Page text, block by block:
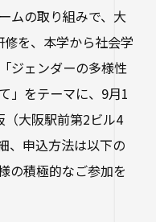
画
前入学生）
年度以前入学
キャンパス
育プログラム
ランゲージプラザi
校
ムの取り組みで、大
を、本学から社会学
ジェンダーの多様性
」をテーマに、9月1
大阪駅前第2ビル4
、申込方法は以下の
の積極的なご参加を